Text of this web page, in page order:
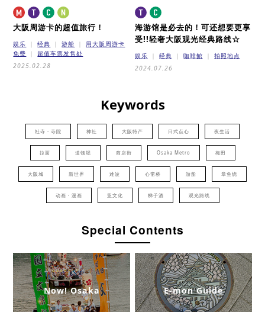
大阪周游卡的超值旅行！
娱乐 经典 游船
用大阪周游卡
免费
超值车票发售处
2025.02.28
海游馆是必去的！可还想要更享
受!!轻奢大阪观光经典路线☆
娱乐 经典 咖啡館
拍照地点
2024.07.26
Keywords
社寺・寺院 神社 大阪特产 日式点心 夜生活
拉面 道顿堀 商店街 Osaka Metro 梅田
大阪城 新世界 难波 心斋桥 游船 章鱼烧
动画・漫画 亚文化 梯子酒 观光路线
Special Contents
Now! Osaka E-mon Guide